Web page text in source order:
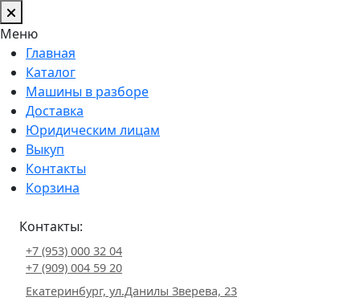
Меню
Главная
Каталог
Машины в разборе
Доставка
Юридическим лицам
Выкуп
Контакты
Корзина
Контакты:
+7 (953) 000 32 04
+7 (909) 004 59 20
Екатеринбург, ул.Данилы Зверева, 23